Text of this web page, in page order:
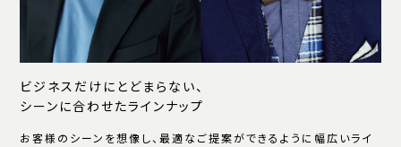
ビジネスだけにとどまらない、
シーンに合わせたラインナップ
お客様のシーンを想像し、最適なご提案ができるように幅広いライ